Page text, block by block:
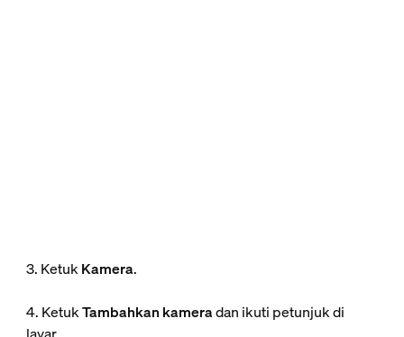
3. KetukKamera.
4. KetukTambahkan kameradan ikuti petunjuk di